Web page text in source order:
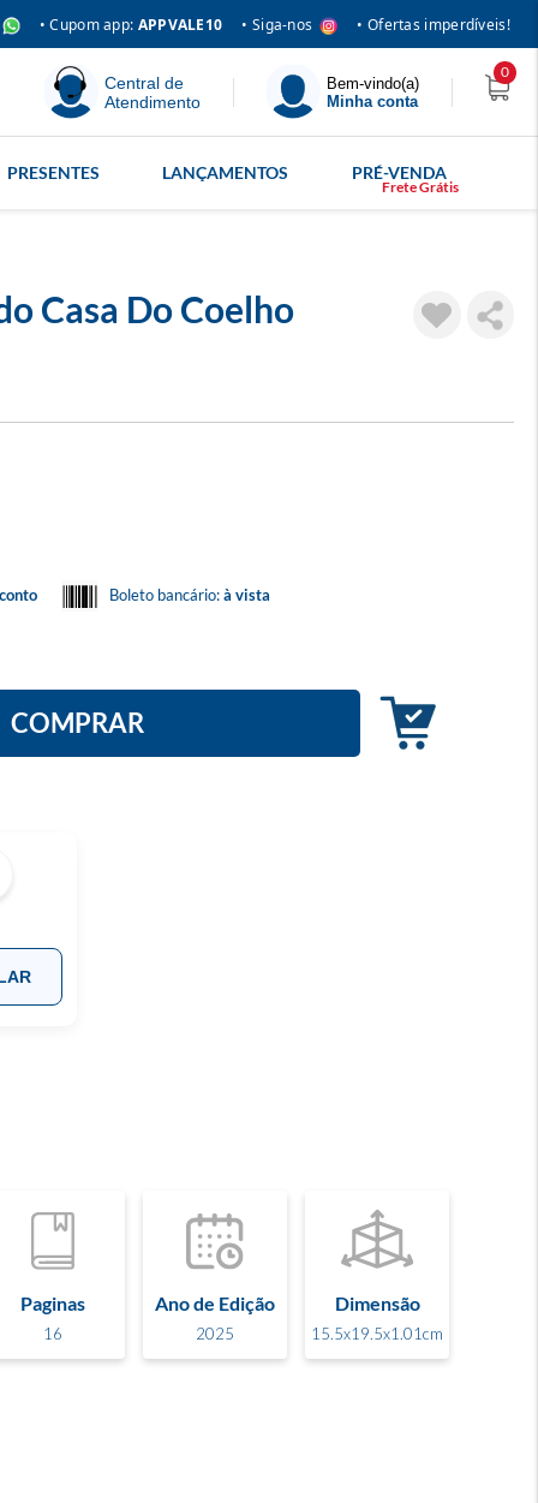
• Cupom app: APPVALE10 • Siga-nos • Ofertas imperdíveis!
Central de
Atendimento
Bem-vindo(a)
Minha conta
0
PRESENTES LANÇAMENTOS PRÉ-VENDA
Casa Do Coelho
Boleto bancário:à vista
COMPRAR
Paginas
16
Ano de Edição
2025
Dimensão
15.5x19.5x1.01cm